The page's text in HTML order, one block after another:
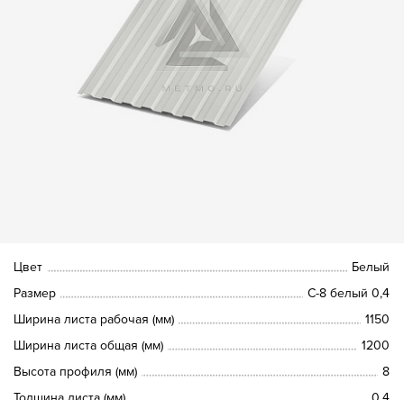
Цвет
Белый
Размер
С-8 белый 0,4
Ширина листа рабочая (мм)
1150
Ширина листа общая (мм)
1200
Высота профиля (мм)
8